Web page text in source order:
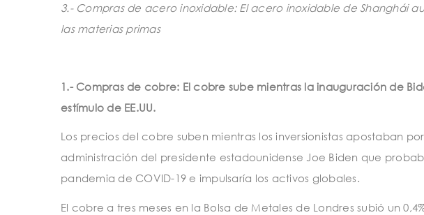
3.- Compras de acero inoxidable: El acero inoxidable de Shanghái
las materias primas
1.- Compras de cobre: El cobre sube mientras la inauguración de
estímulo de EE.UU.
Los precios del cobre suben mientras los inversionistas apostaban
administración del presidente estadounidense Joe Biden que
pandemia de COVID-19 e impulsaría los activos globales.
El cobre a tres meses en la Bolsa de Metales de Londres subió un